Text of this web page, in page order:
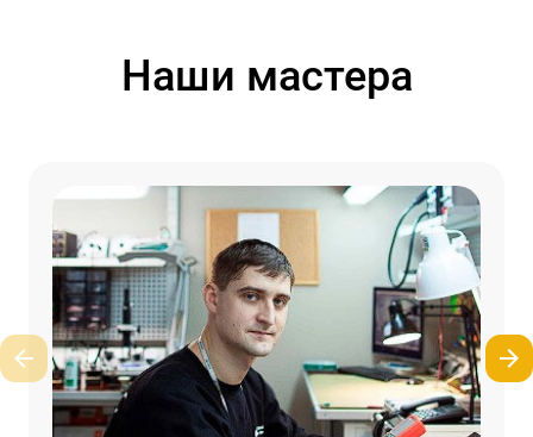
Наши мастера